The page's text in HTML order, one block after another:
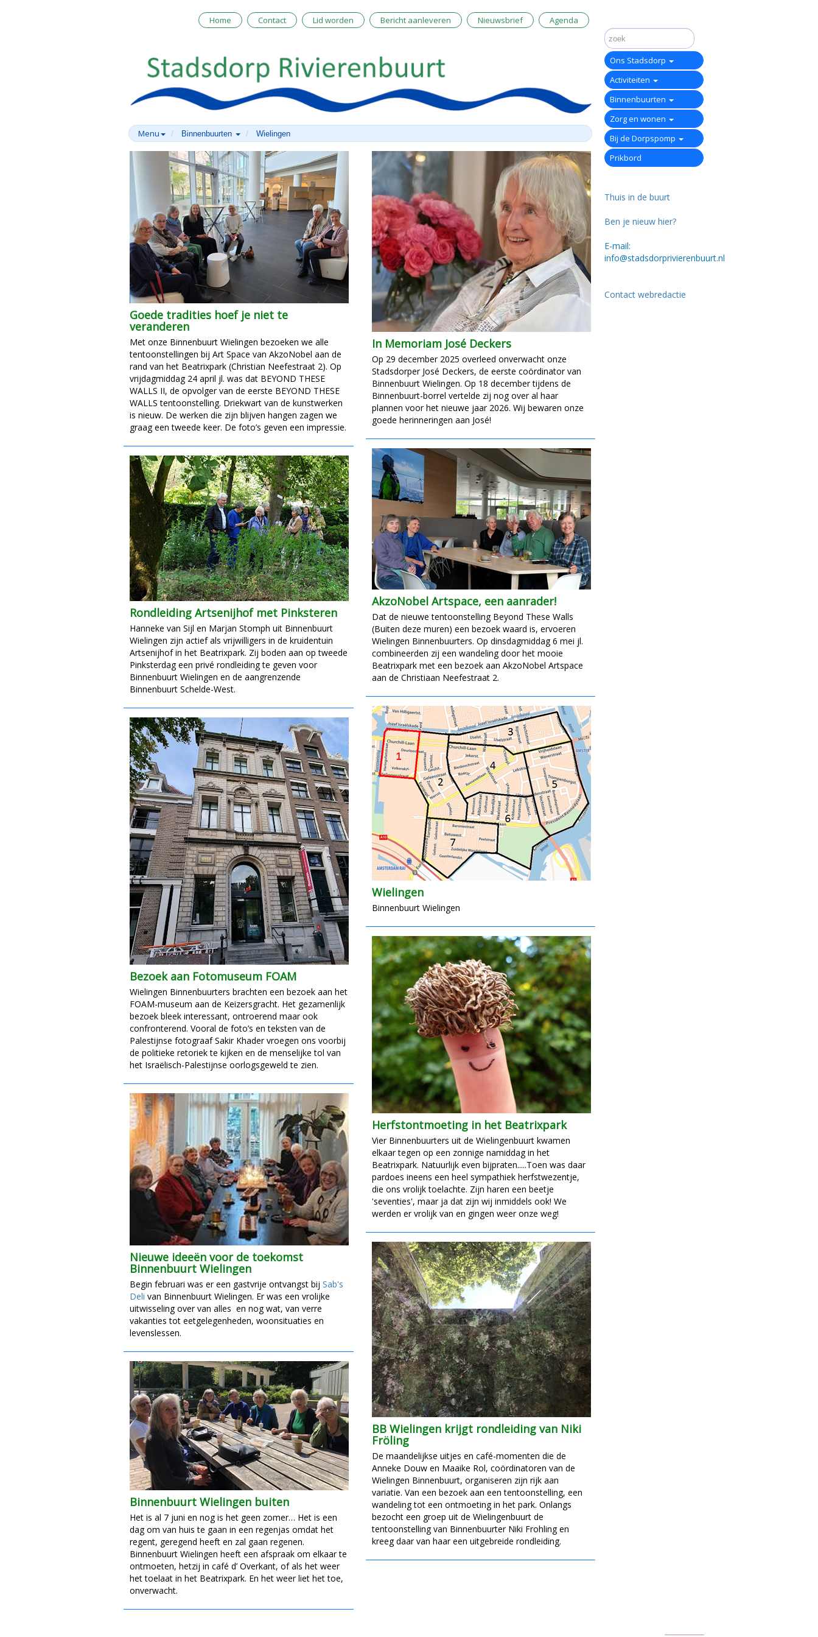
Home Contact Lid worden Bericht aanleveren Nieuwsbrief Agenda
Menu Binnenbuurten Wielingen
Goede tradities hoef je niet te
veranderen
Met onze Binnenbuurt Wielingen bezoeken we alle
tentoonstellingen bij Art Space van AkzoNobel aan de
rand van het Beatrixpark (Christian Neefestraat 2). Op
vrijdagmiddag 24 april jl. was dat BEYOND THESE
WALLS II, de opvolger van de eerste BEYOND THESE
WALLS tentoonstelling. Driekwart van de kunstwerken
is nieuw. De werken die zijn blijven hangen zagen we
graag een tweede keer. De foto’s geven een impressie.
Rondleiding Artsenijhof met Pinksteren
Hanneke van Sijl en Marjan Stomph uit Binnenbuurt
Wielingen zijn actief als vrijwilligers in de kruidentuin
Artsenijhof in het Beatrixpark. Zij boden aan op tweede
Pinksterdag een privé rondleiding te geven voor
Binnenbuurt Wielingen en de aangrenzende
Binnenbuurt Schelde-West.
Bezoek aan Fotomuseum FOAM
Wielingen Binnenbuurters brachten een bezoek aan het
FOAM-museum aan de Keizersgracht. Het gezamenlijk
bezoek bleek interessant, ontroerend maar ook
confronterend. Vooral de foto’s en teksten van de
Palestijnse fotograaf Sakir Khader vroegen ons voorbij
de politieke retoriek te kijken en de menselijke tol van
het Israëlisch-Palestijnse oorlogsgeweld te zien.
Nieuwe ideeën voor de toekomst
Binnenbuurt Wielingen
Begin februari was er een gastvrije ontvangst bij Sab's
Deli van Binnenbuurt Wielingen. Er was een vrolijke
uitwisseling over van alles en nog wat, van verre
vakanties tot eetgelegenheden, woonsituaties en
levenslessen.
Binnenbuurt Wielingen buiten
Het is al 7 juni en nog is het geen zomer… Het is een
dag om van huis te gaan in een regenjas omdat het
regent, geregend heeft en zal gaan regenen.
Binnenbuurt Wielingen heeft een afspraak om elkaar te
ontmoeten, hetzij in café d’ Overkant, of als het weer
het toelaat in het Beatrixpark. En het weer liet het toe,
onverwacht.
In Memoriam José Deckers
Op 29 december 2025 overleed onverwacht onze
Stadsdorper José Deckers, de eerste coördinator van
Binnenbuurt Wielingen. Op 18 december tijdens de
Binnenbuurt-borrel vertelde zij nog over al haar
plannen voor het nieuwe jaar 2026. Wij bewaren onze
goede herinneringen aan José!
AkzoNobel Artspace, een aanrader!
Dat de nieuwe tentoonstelling Beyond These Walls
(Buiten deze muren) een bezoek waard is, ervoeren
Wielingen Binnenbuurters. Op dinsdagmiddag 6 mei jl.
combineerden zij een wandeling door het mooie
Beatrixpark met een bezoek aan AkzoNobel Artspace
aan de Christiaan Neefestraat 2.
Wielingen
Binnenbuurt Wielingen
Herfstontmoeting in het Beatrixpark
Vier Binnenbuurters uit de Wielingenbuurt kwamen
elkaar tegen op een zonnige namiddag in het
Beatrixpark. Natuurlijk even bijpraten.....Toen was daar
pardoes ineens een heel sympathiek herfstwezentje,
die ons vrolijk toelachte. Zijn haren een beetje
'seventies', maar ja dat zijn wij inmiddels ook! We
werden er vrolijk van en gingen weer onze weg!
BB Wielingen krijgt rondleiding van Niki
Fröling
De maandelijkse uitjes en café-momenten die de
Anneke Douw en Maaike Rol, coördinatoren van de
Wielingen Binnenbuurt, organiseren zijn rijk aan
variatie. Van een bezoek aan een tentoonstelling, een
wandeling tot een ontmoeting in het park. Onlangs
bezocht een groep uit de Wielingenbuurt de
tentoonstelling van Binnenbuurter Niki Frohling en
kreeg daar van haar een uitgebreide rondleiding.
Ons Stadsdorp
Activiteiten
Binnenbuurten
Zorg en wonen
Bij de Dorpspomp
Prikbord
Thuis in de buurt
Ben je nieuw hier?
E-mail:
info@stadsdorprivierenbuurt.nl
Contact webredactie